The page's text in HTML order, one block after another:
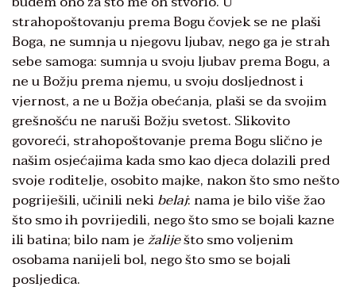
strahopoštovanju prema Bogu čovjek se ne plaši
Boga, ne sumnja u njegovu ljubav, nego ga je strah
sebe samoga: sumnja u svoju ljubav prema Bogu, a
ne u Božju prema njemu, u svoju dosljednost i
vjernost, a ne u Božja obećanja, plaši se da svojim
grešnošću ne naruši Božju svetost. Slikovito
govoreći, strahopoštovanje prema Bogu slično je
našim osjećajima kada smo kao djeca dolazili pred
svoje roditelje, osobito majke, nakon što smo nešto
pogriješili, učinili nekibelaj: nama je bilo više žao
što smo ih povrijedili, nego što smo se bojali kazne
ili batina; bilo nam ježaliješto smo voljenim
osobama nanijeli bol, nego što smo se bojali
posljedica.